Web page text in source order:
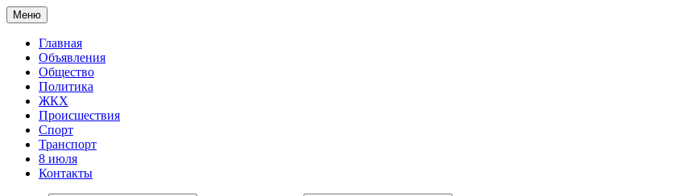
Меню
Главная
Объявления
Общество
Политика
ЖКХ
Происшествия
Спорт
Транспорт
8 июля
Контакты